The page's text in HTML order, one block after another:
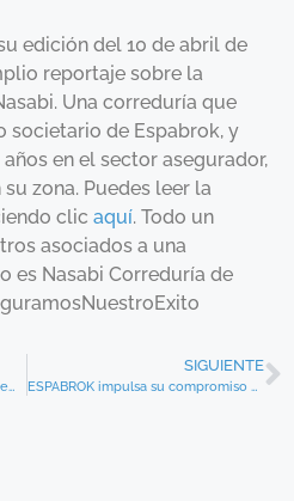
edición del 10 de abril de
reportaje sobre la
Una correduría que
societario de Espabrok, y
en el sector asegurador,
zona. Puedes leer la
clic aquí. Todo un
asociados a una
es Nasabi Correduría de
Espabrok reconoce la trayectoria empresarial de José Boada
SIGUIENTE
ESPABROK impulsa su compromiso con CIMA asumiendo el coste de adhesión de sus corredurías.